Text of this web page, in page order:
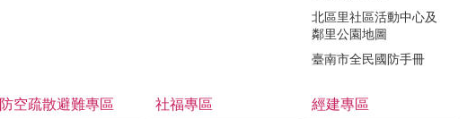
北區里社區活動中心及
鄰里公園地圖
臺南市全民國防手冊
防空疏散避難專區 社福專區 經建專區